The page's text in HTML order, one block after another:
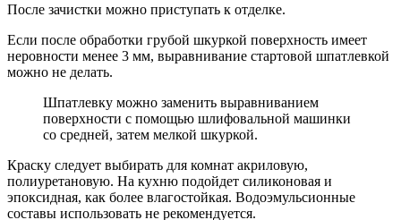
После зачистки можно приступать к отделке.
Если после обработки грубой шкуркой поверхность имеет
неровности менее 3 мм, выравнивание стартовой шпатлевкой
можно не делать.
Шпатлевку можно заменить выравниванием
поверхности с помощью шлифовальной машинки
со средней, затем мелкой шкуркой.
Краску следует выбирать для комнат акриловую,
полиуретановую. На кухню подойдет силиконовая и
эпоксидная, как более влагостойкая. Водоэмульсионные
составы использовать не рекомендуется.